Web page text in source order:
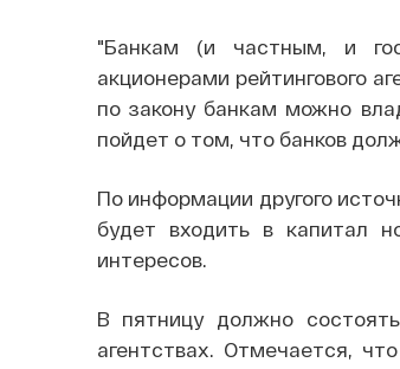
"Банкам (и частным, и
акционерами рейтингового
по закону банкам можно
пойдет о том, что банков
По информации другого
будет входить в капитал
интересов.
В пятницу должно
агентствах. Отмечается,